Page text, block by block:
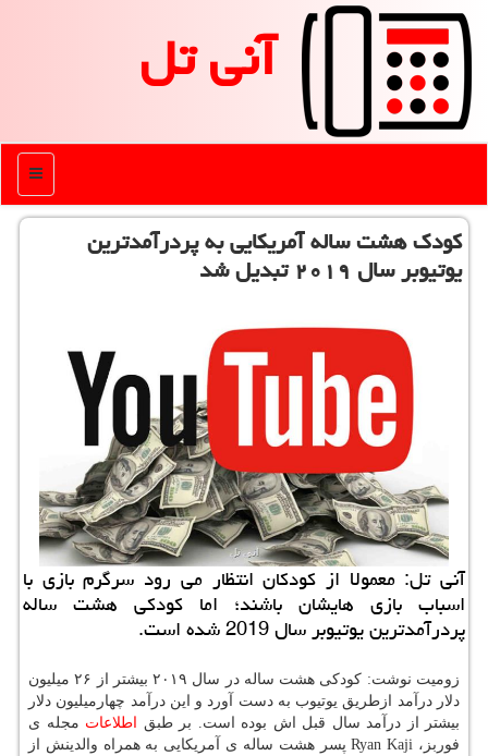
آنی تل
منو
كودك هشت ساله آمریكایی به پردرآمدترین
یوتیوبر سال ۲۰۱۹ تبدیل شد
آنی تل: معمولا از كودكان انتظار می رود سرگرم بازی با
اسباب بازی هایشان باشند؛ اما كودكی هشت ساله
پردرآمدترین یوتیوبر سال 2019 شده است.
زومیت نوشت: كودكی هشت ساله در سال ۲۰۱۹ بیشتر از ۲۶ میلیون
دلار درآمد ازطریق یوتیوب به دست آورد و این درآمد چهارمیلیون دلار
بیشتر از درآمد سال قبل اش بوده است. بر طبق اطلاعات مجله ی
فوربز، Ryan Kaji پسر هشت ساله ی آمریكایی به همراه والدینش از